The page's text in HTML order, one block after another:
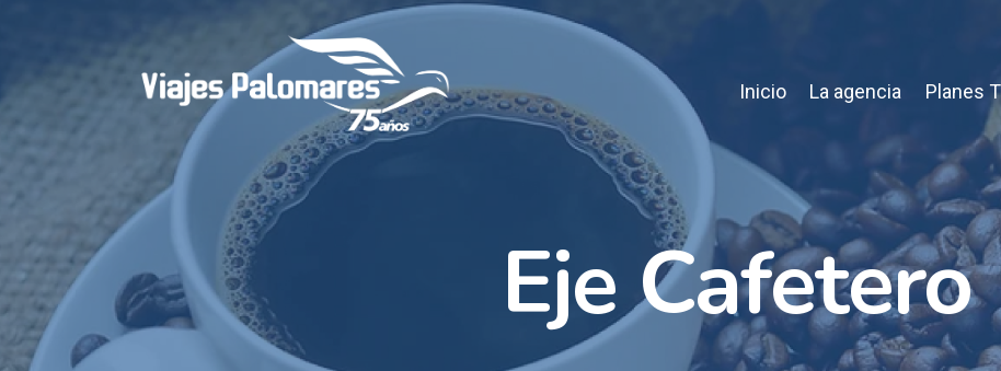
Inicio La agencia Planes
Eje Cafetero